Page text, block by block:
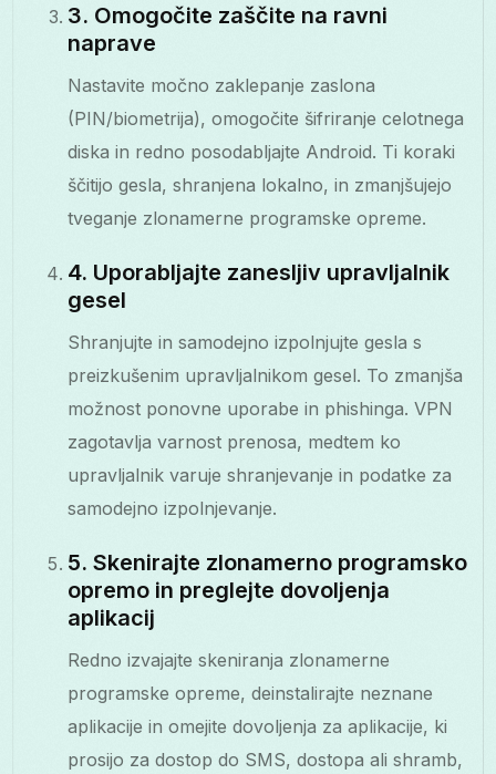
3. Omogočite zaščite na ravni
naprave
Nastavite močno zaklepanje zaslona
(PIN/biometrija), omogočite šifriranje celotnega
diska in redno posodabljajte Android. Ti koraki
ščitijo gesla, shranjena lokalno, in zmanjšujejo
tveganje zlonamerne programske opreme.
4. Uporabljajte zanesljiv upravljalnik
gesel
Shranjujte in samodejno izpolnjujte gesla s
preizkušenim upravljalnikom gesel. To zmanjša
možnost ponovne uporabe in phishinga. VPN
zagotavlja varnost prenosa, medtem ko
upravljalnik varuje shranjevanje in podatke za
samodejno izpolnjevanje.
5. Skenirajte zlonamerno programsko
opremo in preglejte dovoljenja
aplikacij
Redno izvajajte skeniranja zlonamerne
programske opreme, deinstalirajte neznane
aplikacije in omejite dovoljenja za aplikacije, ki
prosijo za dostop do SMS, dostopa ali shramb,